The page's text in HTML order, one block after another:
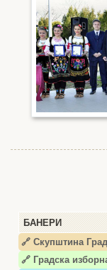
БАНЕРИ
🔗 Скупштина
🔗 Градска